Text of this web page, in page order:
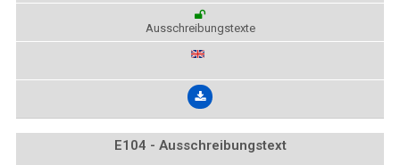
Ausschreibungstexte
E104 - Ausschreibungstext